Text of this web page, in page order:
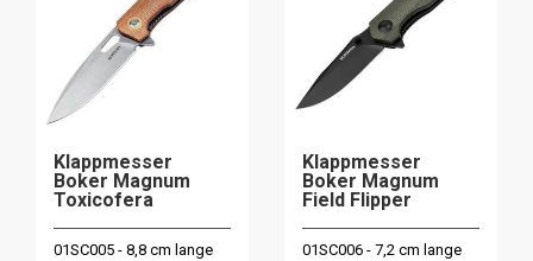
Klappmesser
Boker Magnum
Toxicofera
01SC005 - 8,8 cm lange
Klappmesser
Boker Magnum
Field Flipper
01SC006 - 7,2 cm lange